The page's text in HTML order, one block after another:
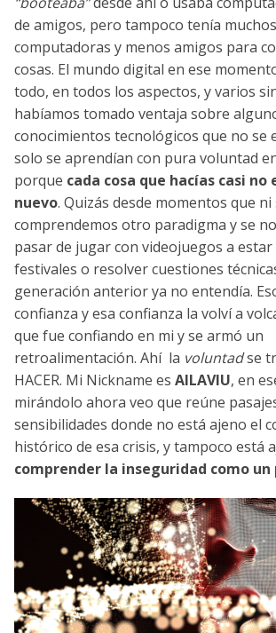
de amigos, pero tampoco tenía
computadoras y menos amigos para
cosas. El mundo digital en ese
todo, en todos los aspectos, y varios
habíamos tomado ventaja sobre
conocimientos tecnológicos que no se
solo se aprendían con pura voluntad
porque cada cosa que hacías casi no
nuevo. Quizás desde momentos que ni
comprendemos otro paradigma y se
pasar de jugar con videojuegos a estar
festivales o resolver cuestiones
generación anterior ya no entendía.
confianza y esa confianza la volví a
que fue confiando en mi y se armó un
retroalimentación. Ahí la voluntadse
HACER. Mi Nickname es AILAVIU, en
mirándolo ahora veo que reúne
sensibilidades donde no está ajeno el
histórico de esa crisis, y tampoco está
comprender la inseguridad como